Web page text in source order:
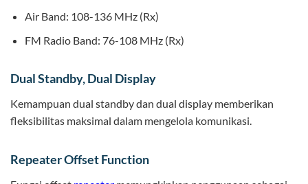
Air Band: 108-136 MHz (Rx)
FM Radio Band: 76-108 MHz (Rx)
Dual Standby, Dual Display
Kemampuan dual standby dan dual display memberikan
fleksibilitas maksimal dalam mengelola komunikasi.
Repeater Offset Function